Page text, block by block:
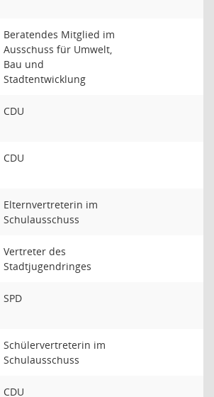
Beratendes Mitglied im
Ausschuss für Umwelt,
Bau und
Stadtentwicklung
CDU
CDU
Elternvertreterin im
Schulausschuss
Vertreter des
Stadtjugendringes
SPD
Schülervertreterin im
Schulausschuss
CDU